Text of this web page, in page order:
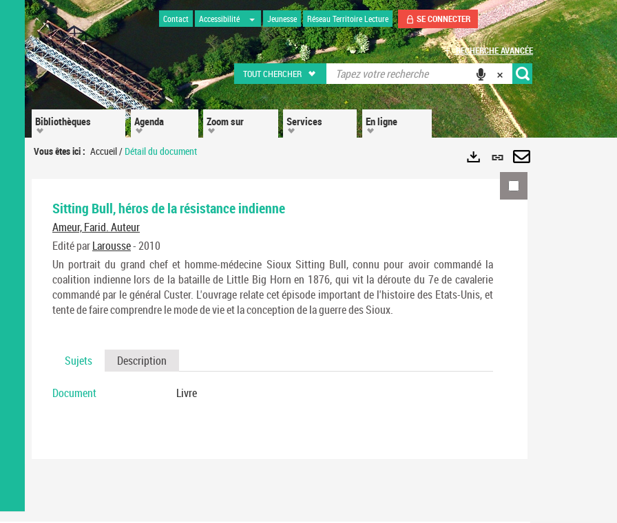
Contact Accessibilité Jeunesse Réseau Territoire Lecture SE CONNECTER
TOUT CHERCHER
RECHERCHE AVANCÉE
Vous êtes ici : Accueil/ Détail du document
Bibliothèques Agenda Zoom sur Services En ligne
Sitting Bull, héros de la résistance indienne
Ameur, Farid. Auteur
Edité parLarousse- 2010
Un portrait du grand chef et homme-médecine Sioux Sitting Bull, connu pour avoir commandé la
coalition indienne lors de la bataille de Little Big Horn en 1876, qui vit la déroute du 7e de cavalerie
commandé par le général Custer. L'ouvrage relate cet épisode important de l'histoire des Etats-Unis, et
tente de faire comprendre le mode de vie et la conception de la guerre des Sioux.
Sujets Description
Document Livre
Exports
Lien
permanent
(Nouvelle
Envoyer
par